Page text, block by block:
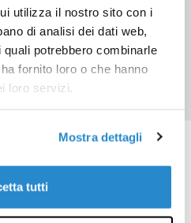
utilizza il nostro sito con i
di analisi dei dati web,
potrebbero combinarle
fornito loro o che hanno
loro servizi.
Mostra dettagli
tutti